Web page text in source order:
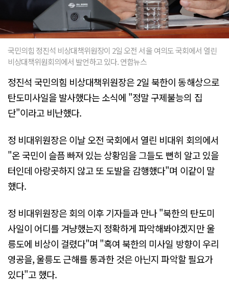
국민의힘 정진석 비상대책위원장이 2일 오전 서울 여의도 국회에서 열린
비상대책위원회의에서 발언하고 있다. 연합뉴스
정진석 국민의힘 비상대책위원장은 2일 북한이 동해상으로
탄도미사일을 발사했다는 소식에 "정말 구제불능의 집
단"이라고 비난했다.
정 비대위원장은 이날 오전 국회에서 열린 비대위 회의에서
"온 국민이 슬픔 빠져 있는 상황임을 그들도 뻔히 알고 있을
터인데 아랑곳하지 않고 또 도발을 감행했다"며 이같이 말
했다.
정 비대위원장은 회의 이후 기자들과 만나 "북한의 탄도미
사일이 어디를 겨냥했는지 정확하게 파악해봐야겠지만 울
릉도에 비상이 걸렸다"며 "혹여 북한의 미사일 방향이 우리
영공을, 울릉도 근해를 통과한 것은 아닌지 파악할 필요가
있다"고 했다.